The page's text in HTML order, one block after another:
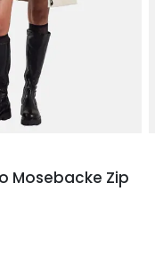
Mosebacke Zip